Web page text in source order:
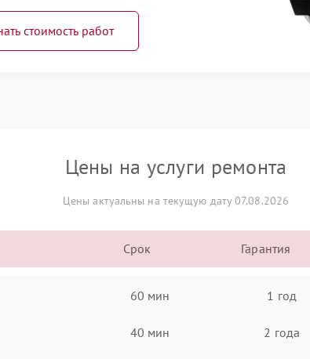
стоимость работ
Цены на услуги ремонта
Цены актуальны на текущую дату 07.08.2026
Срок Гарантия
60 мин 1 год
40 мин 2 года